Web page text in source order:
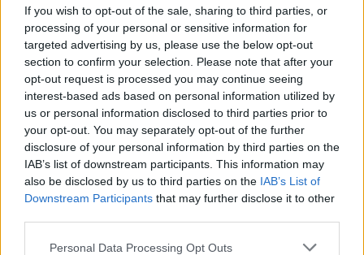
If you wish to opt-out of the sale, sharing to third parties, or
processing of your personal or sensitive information for
targeted advertising by us, please use the below opt-out
section to confirm your selection. Please note that after your
opt-out request is processed you may continue seeing
interest-based ads based on personal information utilized by
us or personal information disclosed to third parties prior to
your opt-out. You may separately opt-out of the further
disclosure of your personal information by third parties on the
IAB’s list of downstream participants. This information may
also be disclosed by us to third parties on the IAB’s List of
Downstream Participants that may further disclose it to other
Please note that this website/app uses one or more Google
Personal Data Processing Opt Outs
Incendi, a San Pasquale arriva il Campo Base:
l’inaugurazione
Andrea Mura conquista Palau: grande
partecipazione per il suo racconto
Calangianus, allarme sul centro accoglienza
minori, Albieri: “Episodi gravissimi”
Gallura, finti clienti svuotano le suite: furto da
50mila nel resort